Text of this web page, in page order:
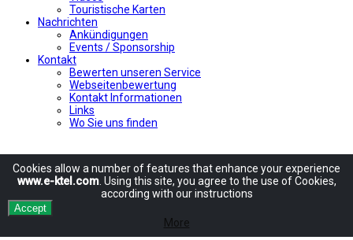
Touristische Karten
Nachrichten
Ankündigungen
Events / Sponsorship
Kontakt
Bewerten unseren Service
Webseitenbewertung
Kontakt Informationen
Links
Wo Sie uns finden
Cookies allow a number offeatures that enhance your experience
www.e-ktel.com. Using this site, you agree to the use of Cookies,
according with our instructions
Accept
More